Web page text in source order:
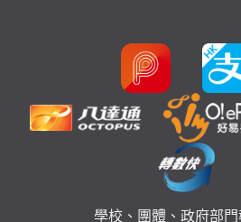
學校、團體、政府部